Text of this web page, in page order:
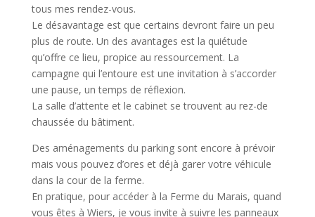
tous mes rendez-vous.
Le désavantage est que certains devront faire un peu
plus de route. Un des avantages est la quiétude
qu’offre ce lieu, propice au ressourcement. La
campagne qui l’entoure est une invitation à s’accorder
une pause, un temps de réflexion.
La salle d’attente et le cabinet se trouvent au rez-de
chaussée du bâtiment.
Des aménagements du parking sont encore à prévoir
mais vous pouvez d’ores et déjà garer votre véhicule
dans la cour de la ferme.
En pratique, pour accéder à la Ferme du Marais, quand
vous êtes à Wiers, je vous invite à suivre les panneaux